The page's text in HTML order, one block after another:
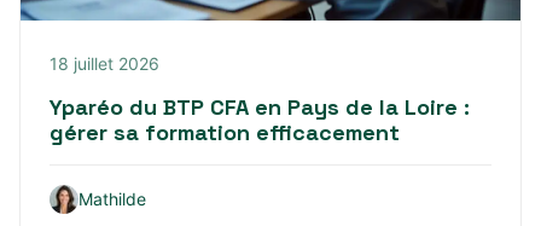
18 juillet 2026
Yparéo du BTP CFA en Pays de la Loire :
gérer sa formation efficacement
Mathilde